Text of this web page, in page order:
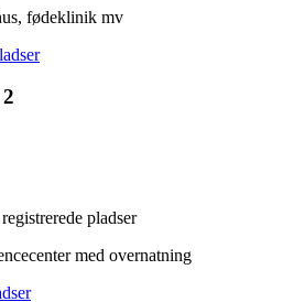
fødeklinik mv
registrerede pladser
med overnatning